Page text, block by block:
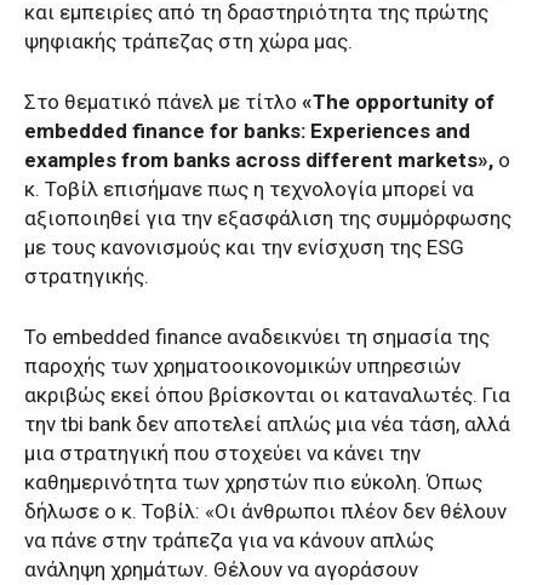
και εμπειρίες από τη δραστηριότητα της πρώτης
ψηφιακής τράπεζας στη χώρα μας.
Στο θεματικό πάνελ με τίτλο «The opportunity of
embedded finance for banks: Experiences and
examples from banks across different markets», ο
κ. Τοβίλ επισήμανε πως η τεχνολογία μπορεί να
αξιοποιηθεί για την εξασφάλιση της συμμόρφωσης
με τους κανονισμούς και την ενίσχυση της ESG
στρατηγικής.
Το embedded finance αναδεικνύει τη σημασία της
παροχής των χρηματοοικονομικών υπηρεσιών
ακριβώς εκεί όπου βρίσκονται οι καταναλωτές. Για
την tbi bank δεν αποτελεί απλώς μια νέα τάση, αλλά
μια στρατηγική που στοχεύει να κάνει την
καθημερινότητα των χρηστών πιο εύκολη. Όπως
δήλωσε ο κ. Τοβίλ: «Οι άνθρωποι πλέον δεν θέλουν
να πάνε στην τράπεζα για να κάνουν απλώς
ανάληψη χρημάτων. Θέλουν να αγοράσουν